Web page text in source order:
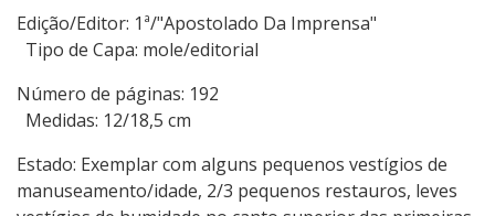
Edição/Editor: 1ª/"Apostolado Da Imprensa"
Tipo de Capa: mole/editorial
Número de páginas: 192
Medidas: 12/18,5 cm
Estado: Exemplar com alguns pequenos vestígios de
manuseamento/idade, 2/3 pequenos restauros, leves